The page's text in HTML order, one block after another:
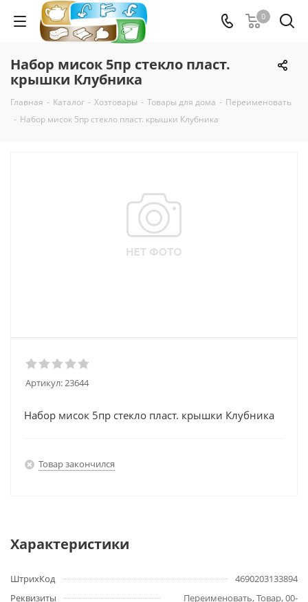
0
Набор мисок 5пр стекло пласт.
крышки Клубника
Главная - Каталог - Хозтовары - Товары для дома - Переименовать
- Набор мисок 5пр стекло пласт. крышки Клубника
Артикул:23644
Набор мисок 5пр стекло пласт. крышки Клубника
Товар закончился
Характеристики
ШтрихКод
4690203133894
Реквизиты
Переименовать, Товар, 00-